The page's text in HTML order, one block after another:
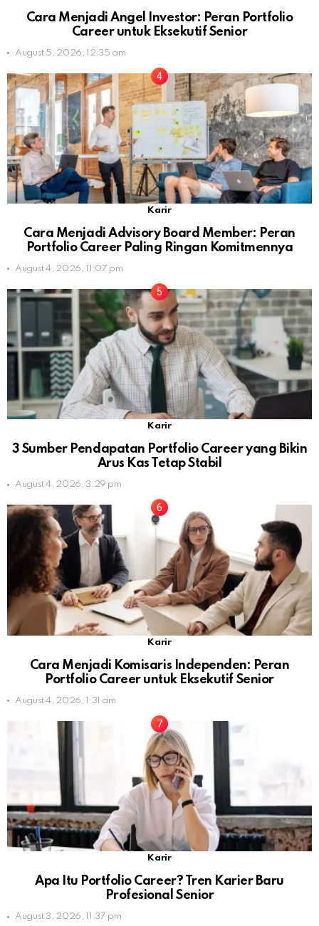
Cara Menjadi Angel Investor: Peran Portfolio
Career untuk Eksekutif Senior
August 5, 2026, 12:35 am
Karir
Cara Menjadi Advisory Board Member: Peran
Portfolio Career Paling Ringan Komitmennya
August 4, 2026, 11:07 pm
Karir
3 Sumber Pendapatan Portfolio Career yang Bikin
Arus Kas Tetap Stabil
August 4, 2026, 3:29 pm
Karir
Cara Menjadi Komisaris Independen: Peran
Portfolio Career untuk Eksekutif Senior
August 4, 2026, 1:31 am
Karir
Apa Itu Portfolio Career? Tren Karier Baru
Profesional Senior
August 3, 2026, 11:37 pm